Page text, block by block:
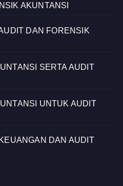
AKUNTANSI
DAN FORENSIK
SERTA AUDIT
UNTUK AUDIT
DAN AUDIT